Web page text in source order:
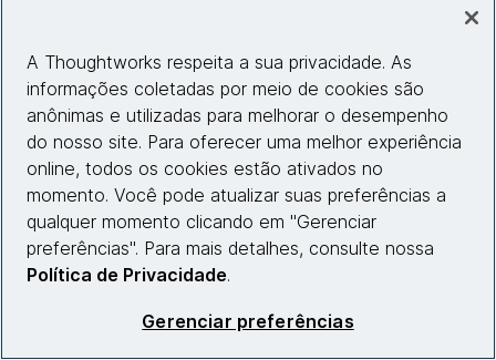
provavelmente não deveria", acrescenta. "Quando se
trata de suporte e manutenção em geral, eu nem
gosto de usar essas palavras - em vez disso, use
sustentar e evoluir. Mantenha seu débito tecnológico
o mais baixo possível, de modo que ele lhe dê
flexibilidade para evoluir no futuro de uma forma que
aumente a vida útil do seu software."
A Thoughtworks respeita a sua privacidade. As
informações coletadas por meio de cookies são
anônimas e utilizadas para melhorar o desempenho
do nosso site. Para oferecer uma melhor experiência
online, todos os cookies estão ativados no
momento. Você pode atualizar suas preferências a
qualquer momento clicando em "Gerenciar
preferências". Para mais detalhes, consulte nossa
Política de Privacidade.
Gerenciar preferências